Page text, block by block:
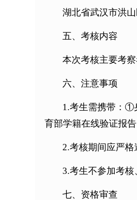
湖北省武汉市洪
五、考核内容
本次考核主要考
六、注意事项
1.考生需携带：①
育部学籍在线验证报
2.考核期间应严
3.考生不参加考
七、资格审查